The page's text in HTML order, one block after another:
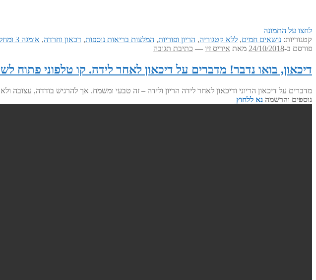
לחצו על התמונה
קטגוריות: נושאים חמים, ללא קטגוריה, הריון ופוריות, המלצות בריאות נוספות, דכאון וחרדה, אומגה 3 ומחלות שונות
פורסם ב-24/10/2018 מאת איריס זיו — כתיבת תגובה
דיכאון, בואו נדבר! מדברים על דיכאון לאחר לידה. קו טלפוני פתוח
מדברים על דיכאון הריוני ודיכאון לאחר לידה הריון ולידה – זה טבעי ומשמח. אך להרגיש בודדה,
נוספים והרשמה נא ללחוץ